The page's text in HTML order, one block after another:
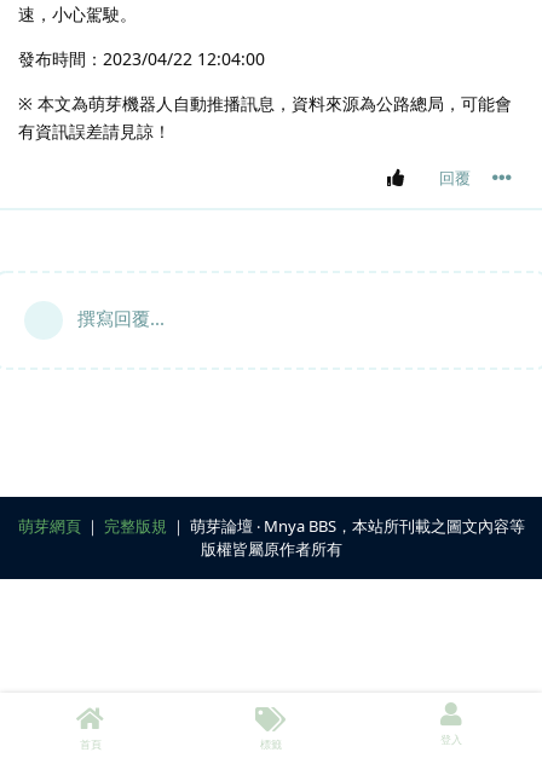
速，小心駕駛。
發布時間：2023/04/22 12:04:00
※ 本文為萌芽機器人自動推播訊息，資料來源為公路總局，可能會
有資訊誤差請見諒！
回覆
撰寫回覆...
萌芽網頁｜ 完整版規 ｜ 萌芽論壇 ‧ Mnya BBS，本站所刊載之圖文內容等
版權皆屬原作者所有
首頁 標籤 登入